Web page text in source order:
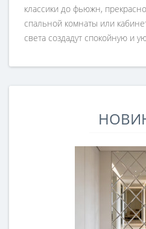
классики до фьюжн,
спальной комнаты или
света создадут спокойную и